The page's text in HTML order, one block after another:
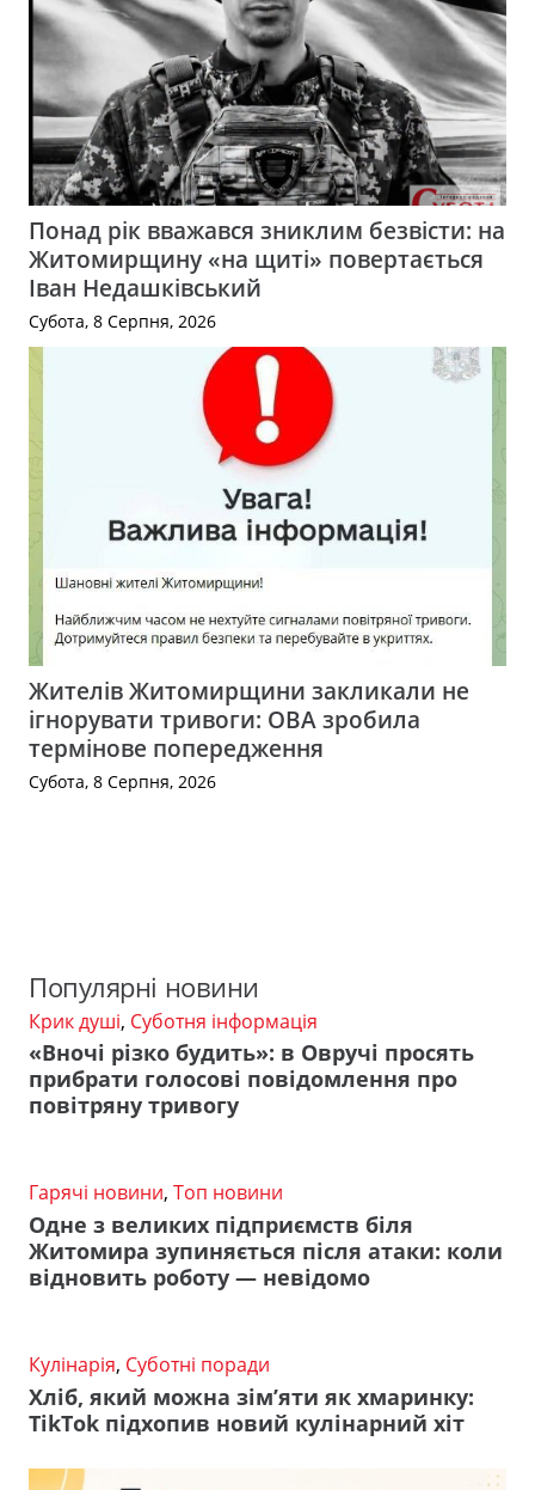
Понад рік вважався зниклим безвісти: на
Житомирщину «на щиті» повертається
Іван Недашківський
Субота, 8 Серпня, 2026
Жителів Житомирщини закликали не
ігнорувати тривоги: ОВА зробила
термінове попередження
Субота, 8 Серпня, 2026
Популярні новини
Крик душі, Суботня інформація
«Вночі різко будить»: в Овручі просять
прибрати голосові повідомлення про
повітряну тривогу
Гарячі новини, Топ новини
Одне з великих підприємств біля
Житомира зупиняється після атаки: коли
відновить роботу — невідомо
Кулінарія, Суботні поради
Хліб, який можна зім’яти як хмаринку:
TikTok підхопив новий кулінарний хіт